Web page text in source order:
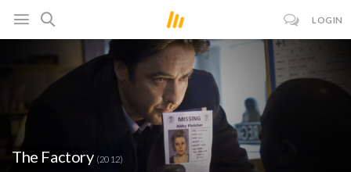
LOGIN
The Factory (2012)